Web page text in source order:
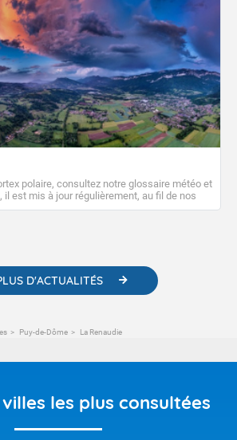
polaire, consultez notre glossaire météo et
est mis à jour régulièrement, au fil de nos
également des liens utiles vers nos
D'ACTUALITÉS
Puy-de-Dôme La Renaudie
les plus consultées